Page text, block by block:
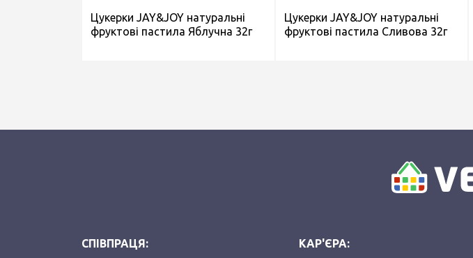
Цукерки JAY&JOY натуральні
фруктові пастила Яблучна 32г
Цукерки JAY&JOY натуральні
фруктові пастила Сливова 32г
СПІВПРАЦЯ: КАР'ЄРА: